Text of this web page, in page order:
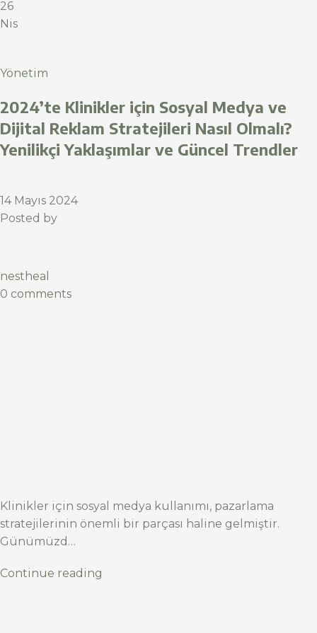
26
Nis
Yönetim
2024’te Klinikler için Sosyal Medya ve
Dijital Reklam Stratejileri Nasıl Olmalı?
Yenilikçi Yaklaşımlar ve Güncel Trendler
14 Mayıs 2024
Posted by
nestheal
0 comments
Klinikler için sosyal medya kullanımı, pazarlama
stratejilerinin önemli bir parçası haline gelmiştir.
Günümüzd…
Continue reading